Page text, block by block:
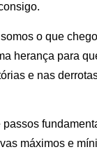
o que
herança para
e nas
máximos e